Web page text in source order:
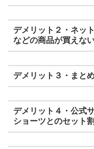
デメリット２・ネッ
などの商品が買えな
デメリット３・まと
デメリット４・公式
ショーツとのセット